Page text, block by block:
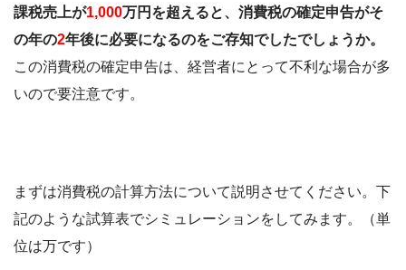
課税売上が1,000万円を超えると、消費税の確定申告がそ
の年の2年後に必要になるのをご存知でしたでしょうか。
この消費税の確定申告は、経営者にとって不利な場合が多
いので要注意です。
まずは消費税の計算方法について説明させてください。下
記のような試算表でシミュレーションをしてみます。（単
位は万です）